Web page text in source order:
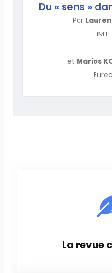
Du « sens »
Par
et Marios
La revue